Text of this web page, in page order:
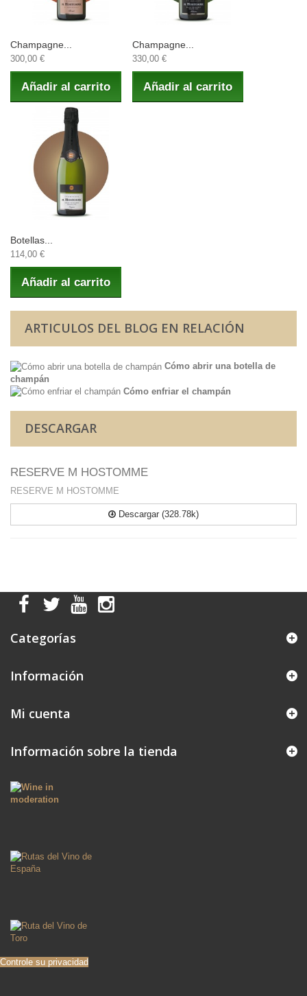
Champagne...
300,00 €
Añadir al carrito
Champagne...
330,00 €
Añadir al carrito
Botellas...
114,00 €
Añadir al carrito
ARTICULOS DEL BLOG EN RELACIÓN
Cómo abrir una botella de
champán
Cómo enfriar el champán
DESCARGAR
RESERVE M HOSTOMME
RESERVE M HOSTOMME
Descargar (328.78k)
Categorías
Información
Mi cuenta
Información sobre la tienda
Controle su privacidad